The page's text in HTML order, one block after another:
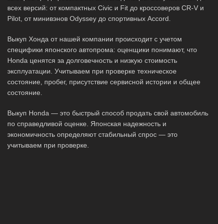
всех версий: от компактных Civic и Fit до кроссоверов CR-V и
Pilot, от минивэнов Odyssey до спортивных Accord.
Выкуп Хонда от нашей компании происходит с учетом
специфики японского автопрома: оценщики понимают, что
Honda ценятся за долговечность и низкую стоимость
эксплуатации. Учитываем при проверке техническое
состояние, пробег, присутствие сервисной истории и общее
состояние.
Выкуп Honda — это быстрый способ продать свой автомобиль
по справедливой оценке. Японская надежность и
экономичность определяют стабильный спрос — это
учитываем при проверке.